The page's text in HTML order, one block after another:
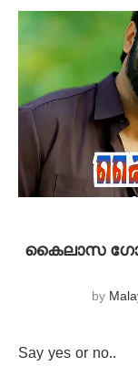
കൈലാസ
by
Say yes or no..